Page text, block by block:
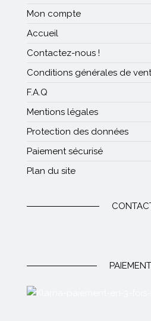
Mon compte
Accueil
Contactez-nous !
Conditions générales de
F.A.Q
Mentions légales
Protection des données
Paiement sécurisé
Plan du site